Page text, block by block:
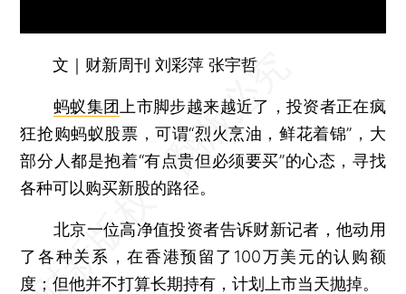
文｜财新周刊 刘彩萍 张宇哲
蚂蚁集团 上市脚步越来越近了，投资者正在疯
狂抢购蚂蚁股票，可谓“烈火烹油，鲜花着锦”，大
部分人都是抱着“有点贵但必须要买”的心态，寻找
各种可以购买新股的路径。
北京一位高净值投资者告诉财新记者，他动用
了各种关系，在香港预留了100万美元的认购额
度；但他并不打算长期持有，计划上市当天抛掉。